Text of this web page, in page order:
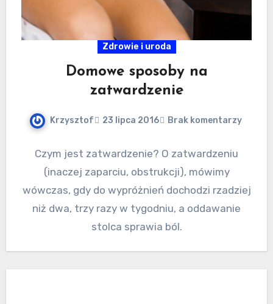
Zdrowie i uroda
Domowe sposoby na
zatwardzenie
Krzysztof 23 lipca 2016 Brak komentarzy
Czym jest zatwardzenie? O zatwardzeniu
(inaczej zaparciu, obstrukcji), mówimy
wówczas, gdy do wypróżnień dochodzi rzadziej
niż dwa, trzy razy w tygodniu, a oddawanie
stolca sprawia ból.